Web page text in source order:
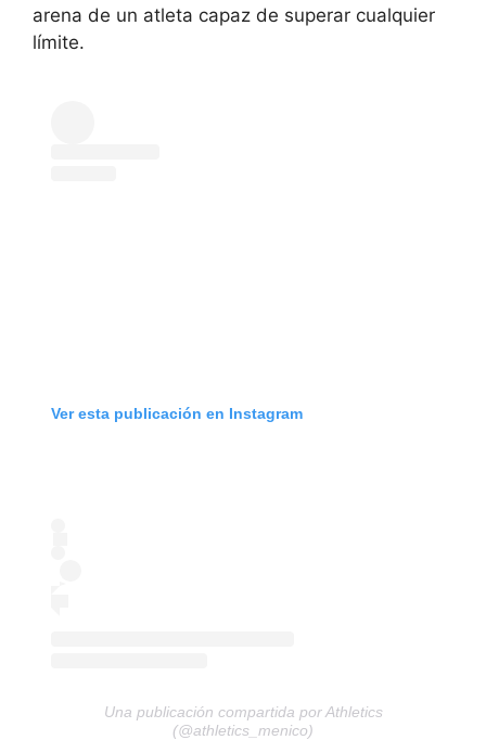
arena de un atleta capaz de superar cualquier
límite.
Ver esta publicación en Instagram
Una publicación compartida por Athletics
(@athletics_menico)